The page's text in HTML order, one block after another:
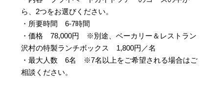
ら、2つをお選びください。
・所要時間 6-7時間
・価格 78,000円 ※別途、ベーカリー＆レストラン
沢村の特製ランチボックス 1,800円／名
・最大人数 6名 ※7名以上をご希望される場合はご
相談ください。